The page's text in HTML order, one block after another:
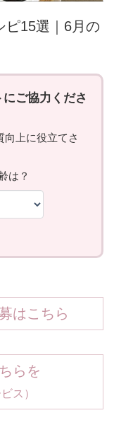
15選｜6月の
はこちら
らを
ス）